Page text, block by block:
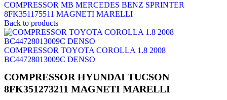
COMPRESSOR MB MERCEDES BENZ SPRINTER
8FK351175511 MAGNETI MARELLI
Back to products
COMPRESSOR TOYOTA COROLLA 1.8 2008
BC44728013009C DENSO
COMPRESSOR HYUNDAI TUCSON
8FK351273211 MAGNETI MARELLI